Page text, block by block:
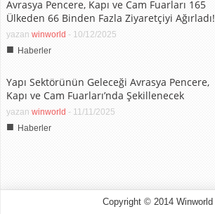
Avrasya Pencere, Kapı ve Cam Fuarları 165
Ülkeden 66 Binden Fazla Ziyaretçiyi Ağırladı!
yazan winworld - 10/12/2025
■ Haberler
Yapı Sektörünün Geleceği Avrasya Pencere,
Kapı ve Cam Fuarları’nda Şekillenecek
yazan winworld - 11/11/2025
■ Haberler
Copyright © 2014 Winworld